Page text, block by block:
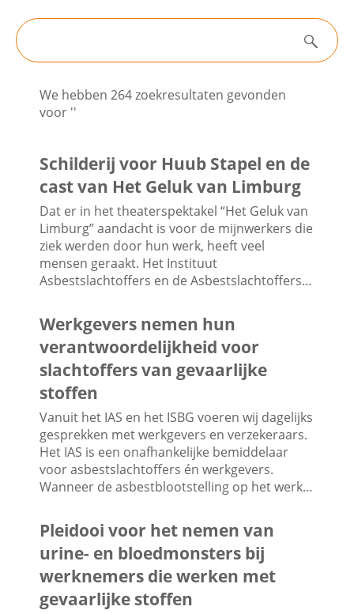
Zoeken
Nieuwsarchief
Zoeken
We hebben 264 zoekresultaten gevonden
voor ''
Schilderij voor Huub Stapel en de
cast van Het Geluk van Limburg
Dat er in het theaterspektakel “Het Geluk van
Limburg” aandacht is voor de mijnwerkers die
ziek werden door hun werk, heeft veel
mensen geraakt. Het Instituut
Asbestslachtoffers en de Asbestslachtoffers…
Werkgevers nemen hun
verantwoordelijkheid voor
slachtoffers van gevaarlijke
stoffen
Vanuit het IAS en het ISBG voeren wij dagelijks
gesprekken met werkgevers en verzekeraars.
Het IAS is een onafhankelijke bemiddelaar
voor asbestslachtoffers én werkgevers.
Wanneer de asbestblootstelling op het werk…
Pleidooi voor het nemen van
urine- en bloedmonsters bij
werknemers die werken met
gevaarlijke stoffen